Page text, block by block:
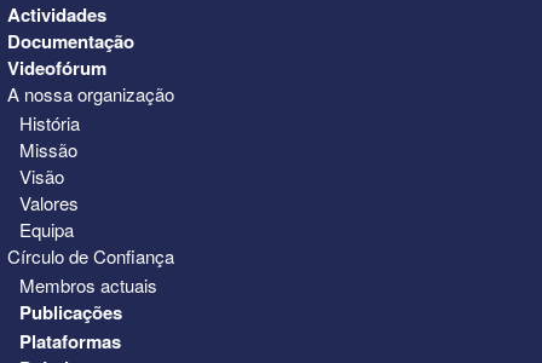
Actividades
Documentação
Videofórum
A nossa organização
História
Missão
Visão
Valores
Equipa
Círculo de Confiança
Membros actuais
Publicações
Plataformas